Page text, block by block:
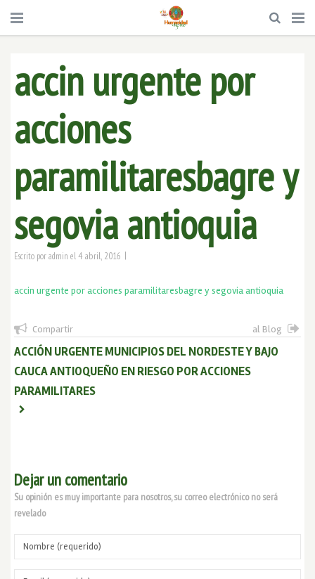
accin urgente por
acciones
paramilitaresbagre y
segovia antioquia
Escrito poradmin el4 abril, 2016 |
accin urgente por acciones paramilitaresbagre y segovia antioquia
Compartir al Blog
ACCIÓN URGENTE MUNICIPIOS DEL NORDESTE Y BAJO
CAUCA ANTIOQUEÑO EN RIESGO POR ACCIONES
PARAMILITARES
Dejar un comentario
Su opinión es muy importante para nosotros, su correo electrónico no será
revelado